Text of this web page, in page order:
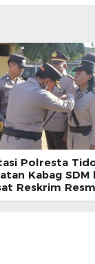
Polresta
Kabag SDM
Reskrim